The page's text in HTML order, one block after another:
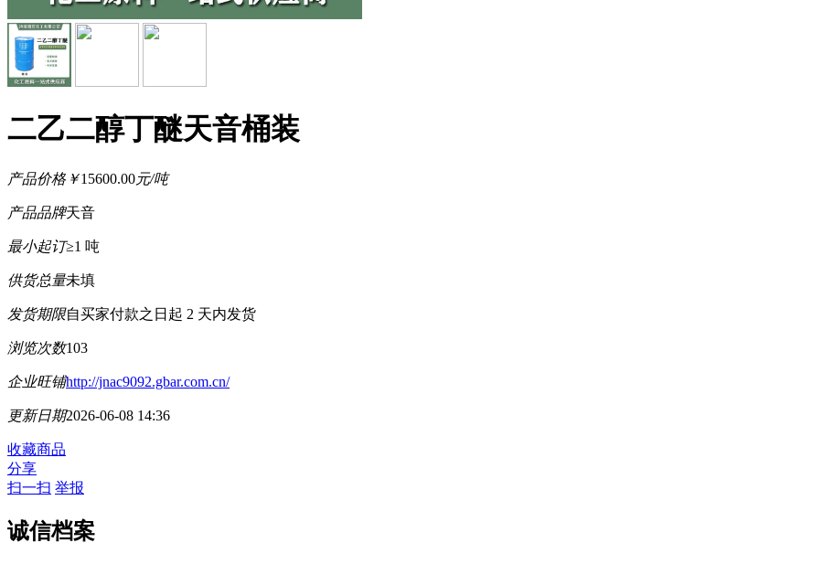
二乙二醇丁醚天音桶装
产品价格￥15600.00元/吨
产品品牌天音
最小起订≥1 吨
供货总量未填
发货期限自买家付款之日起 2 天内发货
浏览次数103
企业旺铺http://jnac9092.gbar.com.cn/
更新日期2026-06-08 14:36
收藏商品
分享
扫一扫 举报
诚信档案